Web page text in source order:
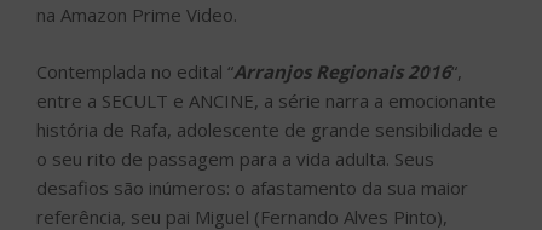
na Amazon Prime Video.
Contemplada no edital “Arranjos Regionais 2016“,
entre a SECULT e ANCINE, a série narra a emocionante
história de Rafa, adolescente de grande sensibilidade e
o seu rito de passagem para a vida adulta. Seus
desafios são inúmeros: o afastamento da sua maior
referência, seu pai Miguel (Fernando Alves Pinto),